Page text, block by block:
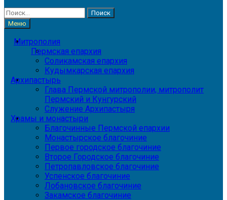
Найти:
Меню
Митрополия
Пермская епархия
Соликамская епархия
Кудымкарская епархия
Архипастырь
Глава Пермской митрополии, митрополит
Пермский и Кунгурский
Служение Архипастыря
Храмы и монастыри
Благочинные Пермской епархии
Монастырское благочиние
Первое городское благочиние
Второе Городское благочиние
Петропавловское благочиние
Успенское благочиние
Лобановское благочиние
Закамское благочиние